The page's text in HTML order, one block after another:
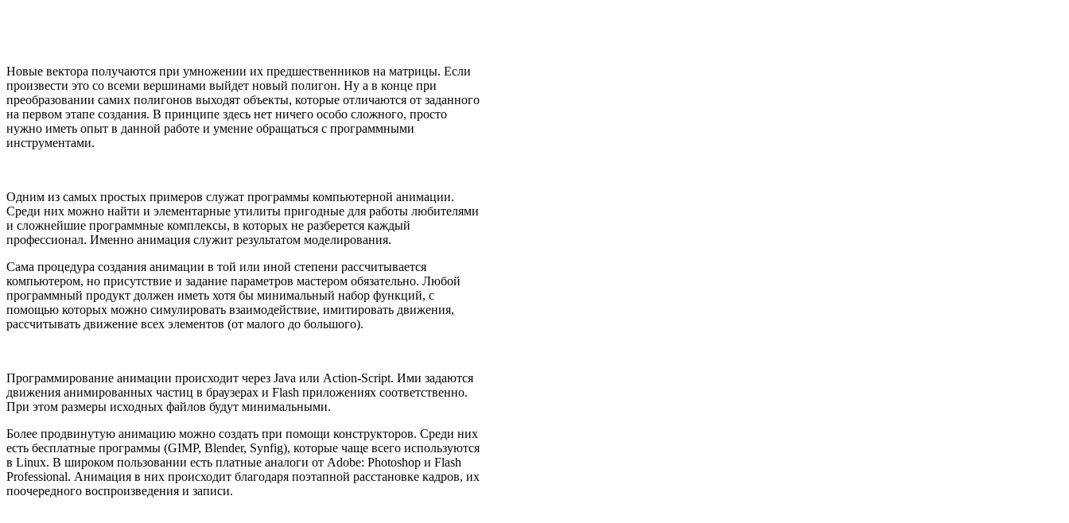
Новые вектора получаются при умножении их предшественников на матрицы. Если
произвести это со всеми вершинами выйдет новый полигон. Ну а в конце при
преобразовании самих полигонов выходят объекты, которые отличаются от заданного
на первом этапе создания. В принципе здесь нет ничего особо сложного, просто
нужно иметь опыт в данной работе и умение обращаться с программными
инструментами.
Одним из самых простых примеров служат программы компьютерной анимации.
Среди них можно найти и элементарные утилиты пригодные для работы любителями
и сложнейшие программные комплексы, в которых не разберется каждый
профессионал. Именно анимация служит результатом моделирования.
Сама процедура создания анимации в той или иной степени рассчитывается
компьютером, но присутствие и задание параметров мастером обязательно. Любой
программный продукт должен иметь хотя бы минимальный набор функций, с
помощью которых можно симулировать взаимодействие, имитировать движения,
рассчитывать движение всех элементов (от малого до большого).
Программирование анимации происходит через Java или Action-Script. Ими задаются
движения анимированных частиц в браузерах и Flash приложениях соответственно.
При этом размеры исходных файлов будут минимальными.
Более продвинутую анимацию можно создать при помощи конструкторов. Среди них
есть бесплатные программы (GIMP, Blender, Synfig), которые чаще всего используются
в Linux. В широком пользовании есть платные аналоги от Adobe: Photoshop и Flash
Professional. Анимация в них происходит благодаря поэтапной расстановке кадров, их
поочередного воспроизведения и записи.